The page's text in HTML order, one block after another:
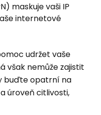
maskuje vaši IP
internetové
udržet vaše
však nemůže zajistit
buďte opatrní na
úroveň citlivosti,